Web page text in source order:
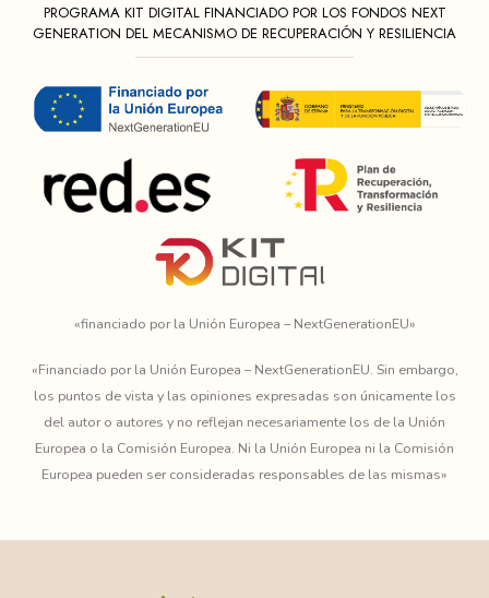
PROGRAMA KIT DIGITAL FINANCIADO POR LOS FONDOS NEXT
GENERATION DEL MECANISMO DE RECUPERACIÓN Y RESILIENCIA
«financiado por la Unión Europea – NextGenerationEU»
«Financiado por la Unión Europea – NextGenerationEU. Sin embargo,
los puntos de vista y las opiniones expresadas son únicamente los
del autor o autores y no reflejan necesariamente los de la Unión
Europea o la Comisión Europea. Ni la Unión Europea ni la Comisión
Europea pueden ser consideradas responsables de las mismas»